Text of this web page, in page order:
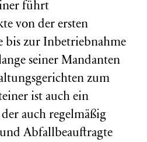
führt
von der ersten
bis zur Inbetriebnahme
seiner Mandanten
zum
ist auch ein
auch regelmäßig
Abfallbeauftragte